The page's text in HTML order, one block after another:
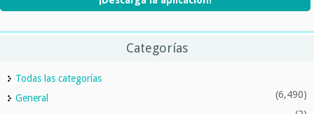
Categorías
Todas las categorías
General
(6,490)